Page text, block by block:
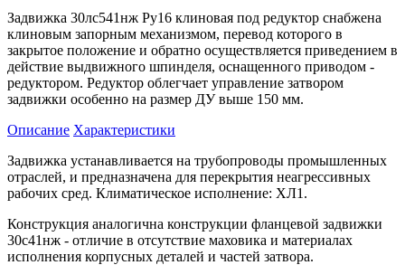
Задвижка 30лс541нж Ру16 клиновая под редуктор снабжена
клиновым запорным механизмом, перевод которого в
закрытое положение и обратно осуществляется приведением в
действие выдвижного шпинделя, оснащенного приводом -
редуктором. Редуктор облегчает управление затвором
задвижки особенно на размер ДУ выше 150 мм.
Описание Характеристики
Задвижка устанавливается на трубопроводы промышленных
отраслей, и предназначена для перекрытия неагрессивных
рабочих сред. Климатическое исполнение: ХЛ1.
Конструкция аналогична конструкции фланцевой задвижки
30с41нж - отличие в отсутствие маховика и материалах
исполнения корпусных деталей и частей затвора.